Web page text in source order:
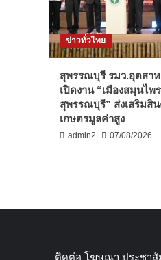
ข่าวทั่วไทย
สุพรรณบุรี รมว.อุตสา
เปิดงาน “เมืองสมุนไพร
สุพรรณบุรี” ส่งเสริมสิ
เกษตรมูลค่าสูง
admin2 07/08/2026
ติดต่อ​ โฆษณา​ ประชาสั